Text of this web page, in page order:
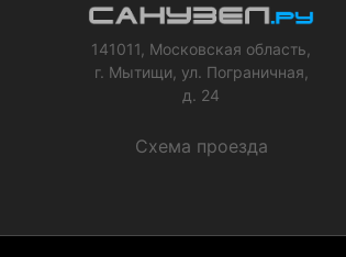
141011, Московская область,
г. Мытищи, ул. Пограничная,
д. 24
Схема проезда